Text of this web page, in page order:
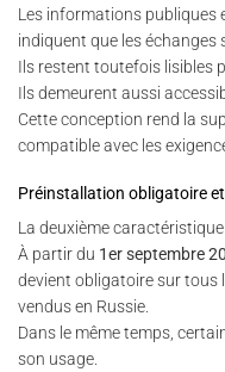
Les informations publiques
indiquent que les échanges
Ils restent toutefois lisibles
Ils demeurent aussi
Cette conception rend la
compatible avec les
Préinstallation obligatoire
La deuxième
À partir du 1er septembre
devient obligatoire sur
vendus en Russie.
Dans le même temps,
son usage.